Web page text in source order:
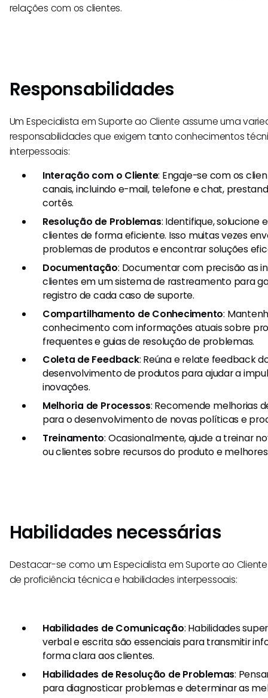
relações com os clientes.
Responsabilidades
Um Especialista em Suporte ao Cliente assume uma
responsabilidades que exigem tanto conhecimentos
interpessoais:
Interação com o Cliente: Engaje-se com os
canais, incluindo e-mail, telefone e chat,
cortês.
Resolução de Problemas: Identifique, solucione
clientes de forma eficiente. Isso muitas vezes
problemas de produtos e encontrar soluções
Documentação: Documentar com precisão as
clientes em um sistema de rastreamento para
registro de cada caso de suporte.
Compartilhamento de Conhecimento:
conhecimento com informações atuais sobre
frequentes e guias de resolução de problemas.
Coleta de Feedback: Reúna e relate feedback
desenvolvimento de produtos para ajudar a
inovações.
Melhoria de Processos: Recomende melhorias
para o desenvolvimento de novas políticas e
Treinamento: Ocasionalmente, ajude a treinar
ou clientes sobre recursos do produto e
Habilidades necessárias
Destacar-se como um Especialista em Suporte ao
de proficiência técnica e habilidades interpessoais:
Habilidades de Comunicação: Habilidades
verbal e escrita são essenciais para transmitir
forma clara aos clientes.
Habilidades de Resolução de Problemas:
para diagnosticar problemas e determinar as